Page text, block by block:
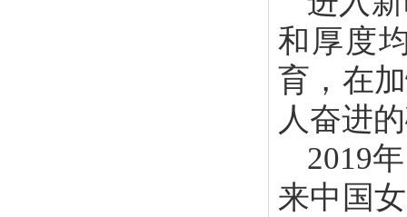
和厚度
育，在
人奋进
2019
来中国